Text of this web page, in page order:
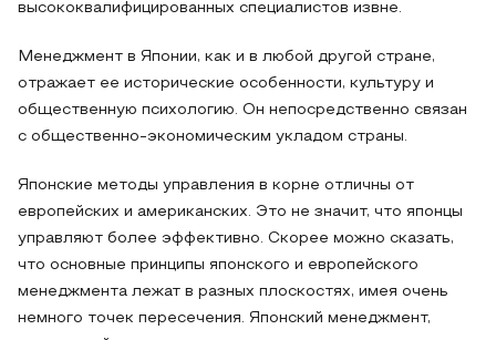
высококвалифицированных специалистов извне.
Менеджмент в Японии, как и в любой другой стране,
отражает ее исторические особенности, культуру и
общественную психологию. Он непосредственно связан
с общественно-экономическим укладом страны.
Японские методы управления в корне отличны от
европейских и американских. Это не значит, что японцы
управляют более эффективно. Скорее можно сказать,
что основные принципы японского и европейского
менеджмента лежат в разных плоскостях, имея очень
немного точек пересечения. Японский менеджмент,